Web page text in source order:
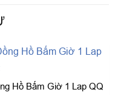
Hồ Bấm Giờ 1 Lap QQ